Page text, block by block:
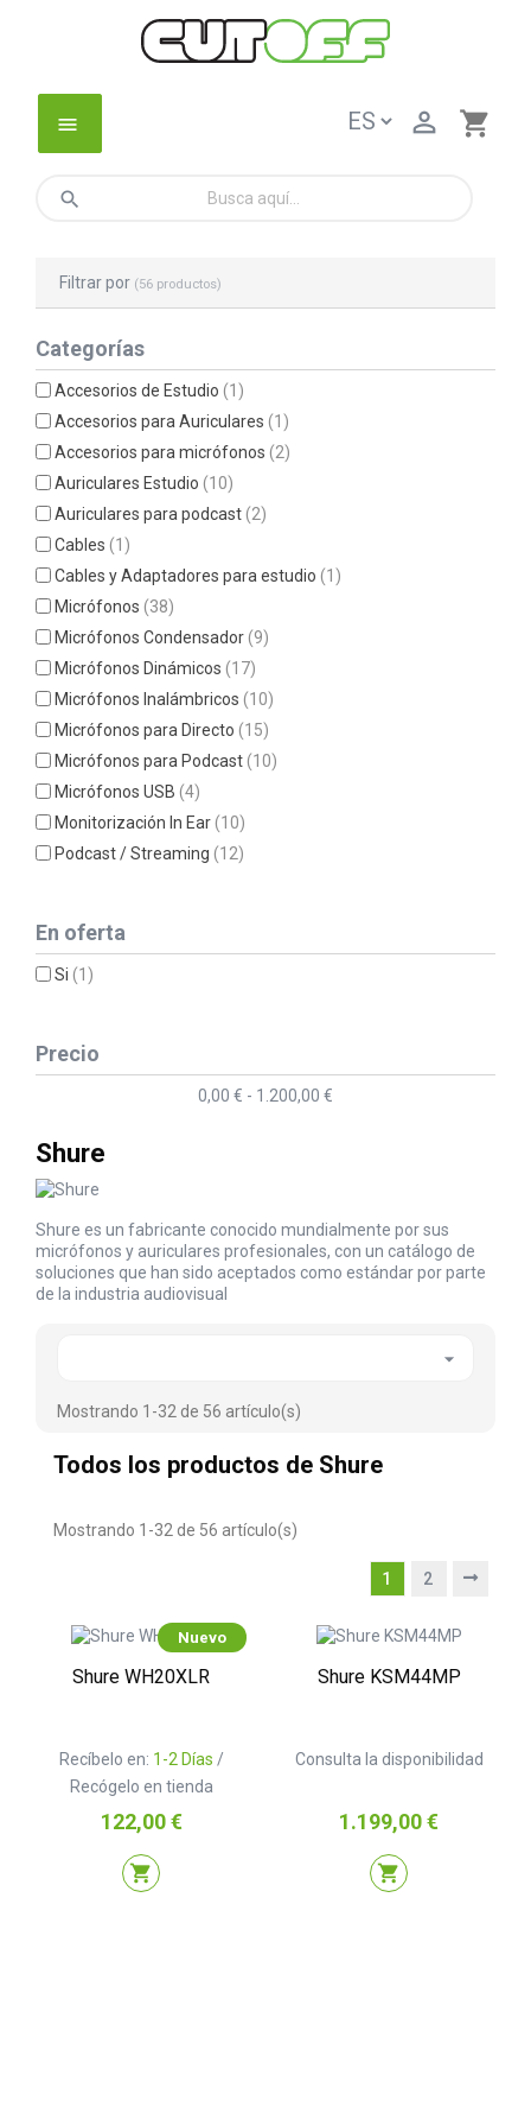
menu shopping_cart

search
Filtrar por (56 productos)
Categorías
Accesorios de Estudio(1)
Accesorios para Auriculares(1)
Accesorios para micrófonos(2)
Auriculares Estudio(10)
Auriculares para podcast(2)
Cables(1)
Cables y Adaptadores para estudio(1)
Micrófonos(38)
Micrófonos Condensador(9)
Micrófonos Dinámicos(17)
Micrófonos Inalámbricos(10)
Micrófonos para Directo(15)
Micrófonos para Podcast(10)
Micrófonos USB(4)
Monitorización In Ear(10)
Podcast / Streaming(12)
En oferta
Si(1)
Precio
0,00 € - 1.200,00 €
Shure
Shure es un fabricante conocido mundialmente por sus
micrófonos y auriculares profesionales, con un catálogo de
soluciones que han sido aceptados como estándar por parte
de la industria audiovisual

Mostrando 1-32 de 56 artículo(s)
Todos los productos de Shure
Mostrando 1-32 de 56 artículo(s)
1 2
Nuevo
Shure WH20XLR
Recíbelo en: 1-2 Días /
Recógelo en tienda
Precio
122,00 €
shopping_cart
Shure KSM44MP
Consulta la disponibilidad
Precio
1.199,00 €
shopping_cart